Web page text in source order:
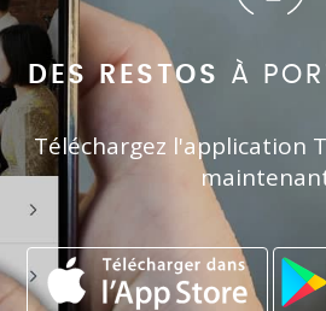
DES RESTOS À
Téléchargez l'application